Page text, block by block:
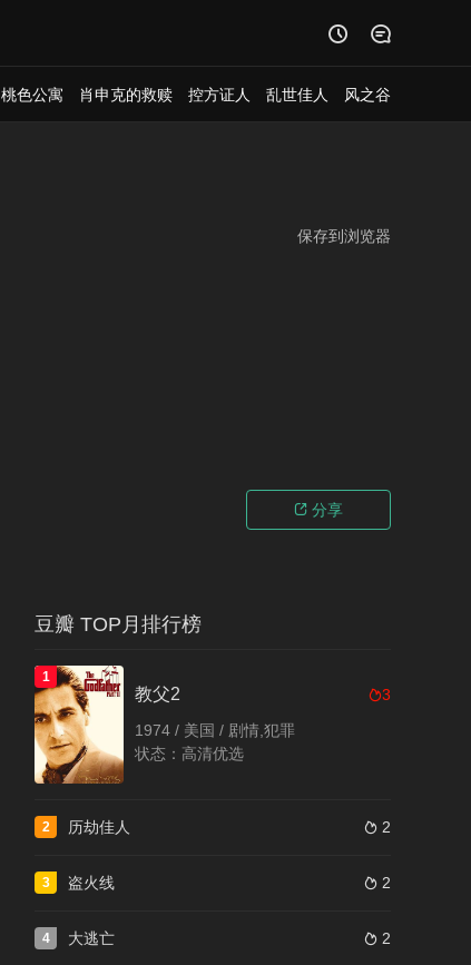
 
桃色公寓 肖申克的救赎 控方证人 乱世佳人 风之谷
保存到浏览器
 分享
豆瓣 TOP月排行榜
1
3
教父2
1974 / 美国 / 剧情,犯罪
状态：高清优选
2  2
历劫佳人
3  2
盗火线
4  2
大逃亡